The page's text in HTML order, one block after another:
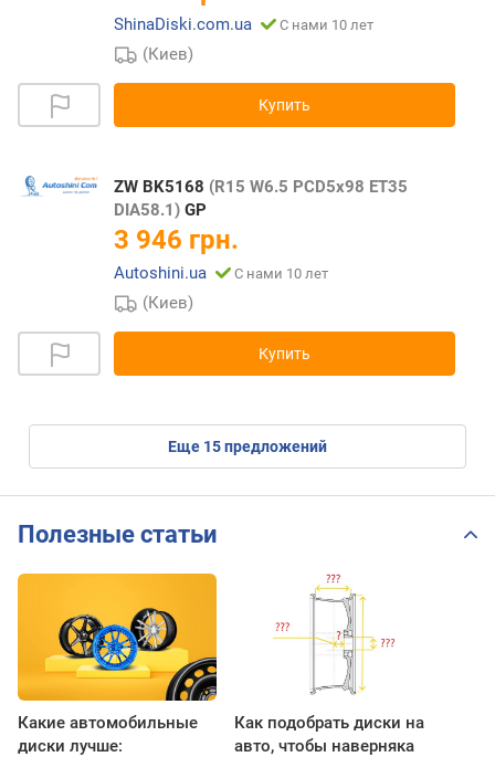
ShinaDiski.com.ua С нами 10 лет
(Киев)
Купить
ZW BK5168 (R15 W6.5 PCD5x98 ET35
DIA58.1) GP
3 946 грн.
Autoshini.ua С нами 10 лет
(Киев)
Купить
eще 15предложений
Полезные статьи
Какие автомобильные
диски лучше:
Как подобрать диски на
авто, чтобы наверняка